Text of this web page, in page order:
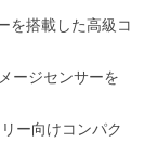
を搭載した高級コ
ージセンサーを
ー向けコンパク